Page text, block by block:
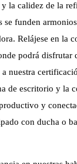
la calidez de la
se funden
Relájese en la
podrá disfrutar
nuestra
de escritorio y la
y
con ducha o